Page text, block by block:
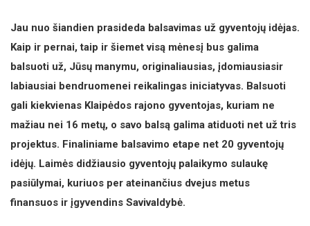
Jau nuo šiandien prasideda balsavimas už gyventojų idėjas.
Kaip ir pernai, taip ir šiemet visą mėnesį bus galima
balsuoti už, Jūsų manymu, originaliausias, įdomiausiasir
labiausiai bendruomenei reikalingas iniciatyvas. Balsuoti
gali kiekvienas Klaipėdos rajono gyventojas, kuriam ne
mažiau nei 16 metų, o savo balsą galima atiduoti net už tris
projektus. Finaliniame balsavimo etape net 20 gyventojų
idėjų. Laimės didžiausio gyventojų palaikymo sulaukę
pasiūlymai, kuriuos per ateinančius dvejus metus
finansuos ir įgyvendins Savivaldybė.